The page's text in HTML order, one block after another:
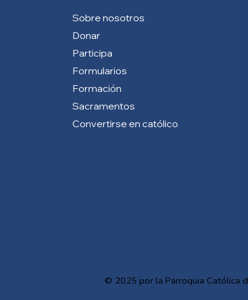
Sobre nosotros
Donar
Participa
Formularios
Formación
Sacramentos
Convertirse en católico
© 2025 por la Parroquia Católica